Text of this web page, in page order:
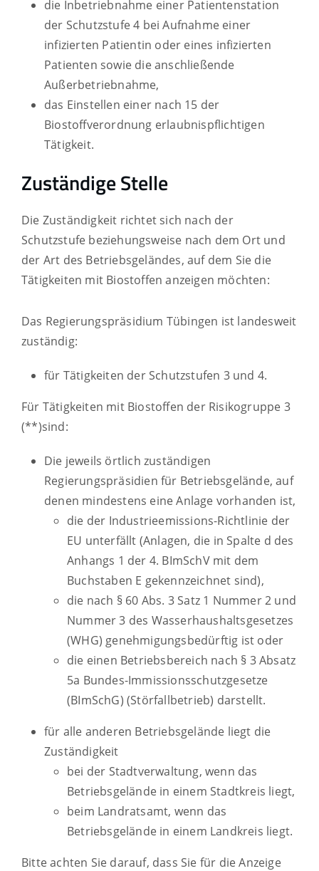
die Inbetriebnahme einer Patientenstation
der Schutzstufe 4 bei Aufnahme einer
infizierten Patientin oder eines infizierten
Patienten sowie die anschließende
Außerbetriebnahme,
das Einstellen einer nach 15 der
Biostoffverordnung erlaubnispflichtigen
Tätigkeit.
Zuständige Stelle
Die Zuständigkeit richtet sich nach der
Schutzstufe beziehungsweise nach dem Ort und
der Art des Betriebsgeländes, auf dem Sie die
Tätigkeiten mit Biostoffen anzeigen möchten:
Das Regierungspräsidium Tübingen ist landesweit
zuständig:
für Tätigkeiten der Schutzstufen 3 und 4.
Für Tätigkeiten mit Biostoffen der Risikogruppe 3
(**)sind:
Die jeweils örtlich zuständigen
Regierungspräsidien für Betriebsgelände, auf
denen mindestens eine Anlage vorhanden ist,
die der Industrieemissions-Richtlinie der
EU unterfällt (Anlagen, die in Spalte d des
Anhangs 1 der 4. BImSchV mit dem
Buchstaben E gekennzeichnet sind),
die nach § 60 Abs. 3 Satz 1 Nummer 2 und
Nummer 3 des Wasserhaushaltsgesetzes
(WHG) genehmigungsbedürftig ist oder
die einen Betriebsbereich nach § 3 Absatz
5a Bundes-Immissionsschutzgesetze
(BImSchG) (Störfallbetrieb) darstellt.
für alle anderen Betriebsgelände liegt die
Zuständigkeit
bei der Stadtverwaltung, wenn das
Betriebsgelände in einem Stadtkreis liegt,
beim Landratsamt, wenn das
Betriebsgelände in einem Landkreis liegt.
Bitte achten Sie darauf, dass Sie für die Anzeige